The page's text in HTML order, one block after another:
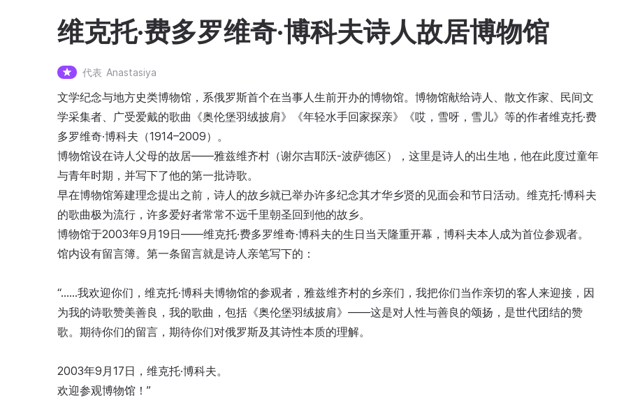
维克托·费多罗维奇·博科夫诗人故居博物馆
代表 Anastasiya
文学纪念与地方史类博物馆，系俄罗斯首个在当事人生前开办的博物馆。博物馆献给诗人、散文作家、民间文
学采集者、广受爱戴的歌曲《奥伦堡羽绒披肩》《年轻水手回家探亲》《哎，雪呀，雪儿》等的作者维克托·费
多罗维奇·博科夫（1914–2009）。
博物馆设在诗人父母的故居——雅兹维齐村（谢尔吉耶沃-波萨德区），这里是诗人的出生地，他在此度过童年
与青年时期，并写下了他的第一批诗歌。
早在博物馆筹建理念提出之前，诗人的故乡就已举办许多纪念其才华乡贤的见面会和节日活动。维克托·博科夫
的歌曲极为流行，许多爱好者常常不远千里朝圣回到他的故乡。
博物馆于2003年9月19日——维克托·费多罗维奇·博科夫的生日当天隆重开幕，博科夫本人成为首位参观者。
馆内设有留言簿。第一条留言就是诗人亲笔写下的：
“……我欢迎你们，维克托·博科夫博物馆的参观者，雅兹维齐村的乡亲们，我把你们当作亲切的客人来迎接，因
为我的诗歌赞美善良，我的歌曲，包括《奥伦堡羽绒披肩》——这是对人性与善良的颂扬，是世代团结的赞
歌。期待你们的留言，期待你们对俄罗斯及其诗性本质的理解。
2003年9月17日，维克托·博科夫。
欢迎参观博物馆！”